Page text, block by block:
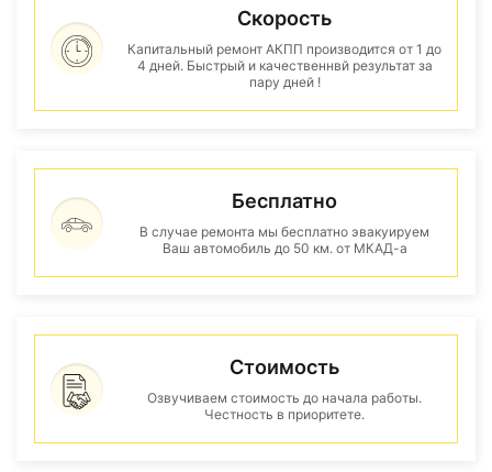
Скорость
Капитальный ремонт АКПП производится от 1 до
4 дней. Быстрый и качественнвй результат за
пару дней !
Бесплатно
В случае ремонта мы бесплатно эвакуируем
Ваш автомобиль до 50 км. от МКАД-а
Стоимость
Озвучиваем стоимость до начала работы.
Честность в приоритете.